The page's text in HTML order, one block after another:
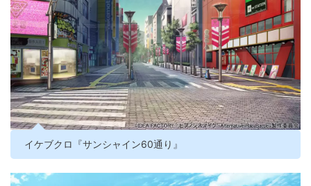
イケブクロ『サンシャイン60通り』